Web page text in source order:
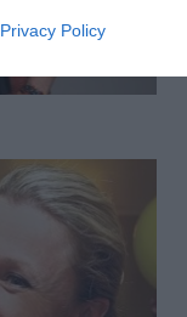
Privacy Policy